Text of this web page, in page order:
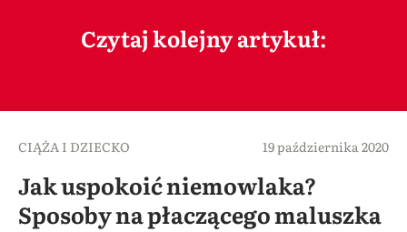
Czytaj kolejny artykuł:
CIĄŻA I DZIECKO 19 października 2020
Jak uspokoić niemowlaka?
Sposoby na płaczącego maluszka